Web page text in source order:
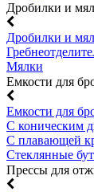
Дробилки и
Дробилки и
Мялки
Емкости для
Емкости для
С коническим
С плавающей
Стеклянные
Прессы для